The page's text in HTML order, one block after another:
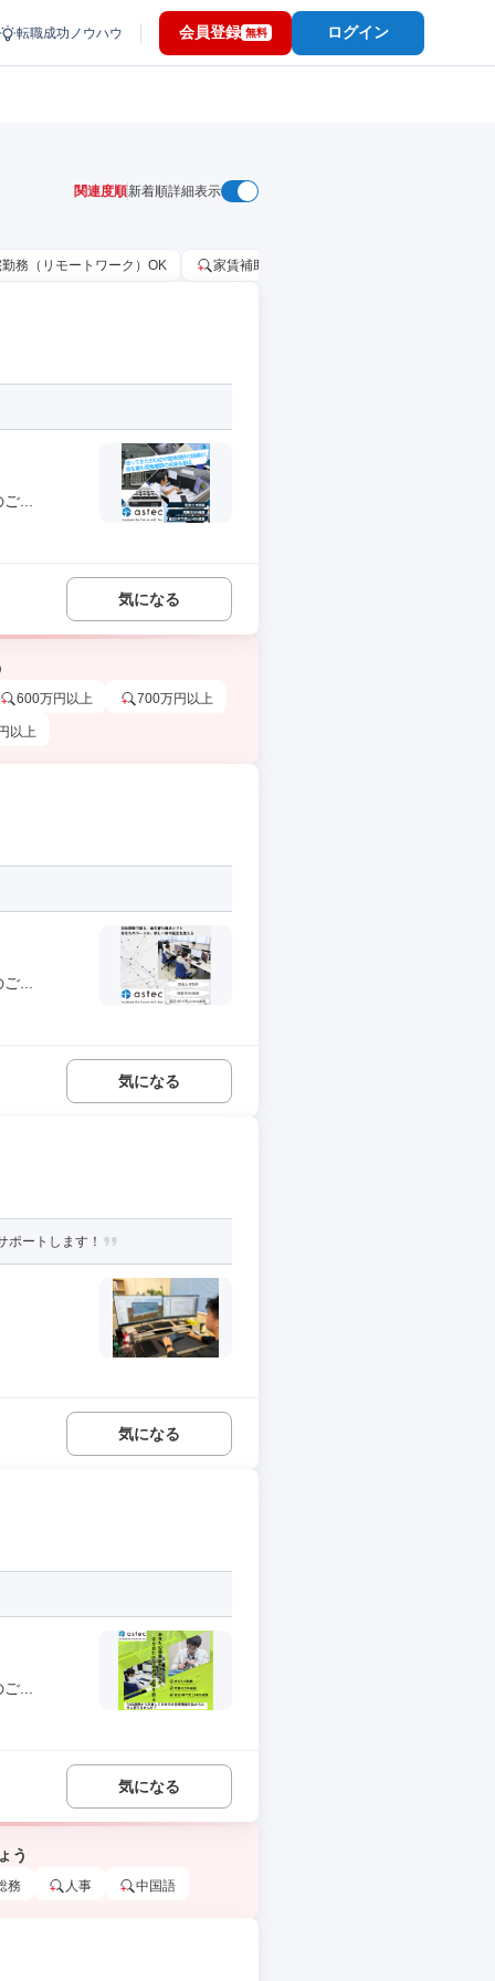
転職成功ノウハウ 会員登録 無料 ログイン
関連度順新着順詳細表示
務（リモートワーク）OK 家賃補助・住宅手当あり
...
気になる
600万円以上 700万円以上
以上
...
気になる
ポートします！
気になる
...
気になる
う
務 人事 中国語